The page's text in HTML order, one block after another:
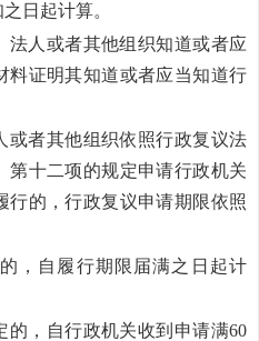
日起计算。
法人或者其他组织知道或者应
料证明其知道或者应当知道行
者其他组织依照行政复议法
第十二项的规定申请行政机关
行的，行政复议申请期限依照
，自履行期限届满之日起计
的，自行政机关收到申请满60